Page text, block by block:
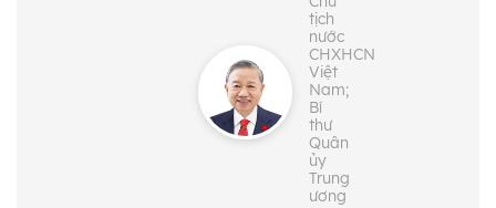
tịch
nước
CHXHCN
Việt
Nam;
Bí
thư
Quân
ủy
Trung
ương